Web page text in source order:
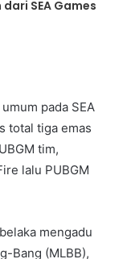
SEA Games
pada SEA
total tiga emas
tim,
lalu PUBGM
mengadu
Bang (MLBB),